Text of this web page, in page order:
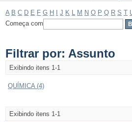
A B C D E F G H J K M N O P Q R S T
Começa com
Filtrar por: Assunto
Exibindo itens 1-1
QUÍMICA (4)
Exibindo itens 1-1